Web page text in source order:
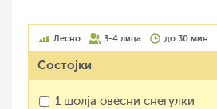
Лесно 3-4 лица до 30 мин
Состојки
1 шолја овесни снегулки